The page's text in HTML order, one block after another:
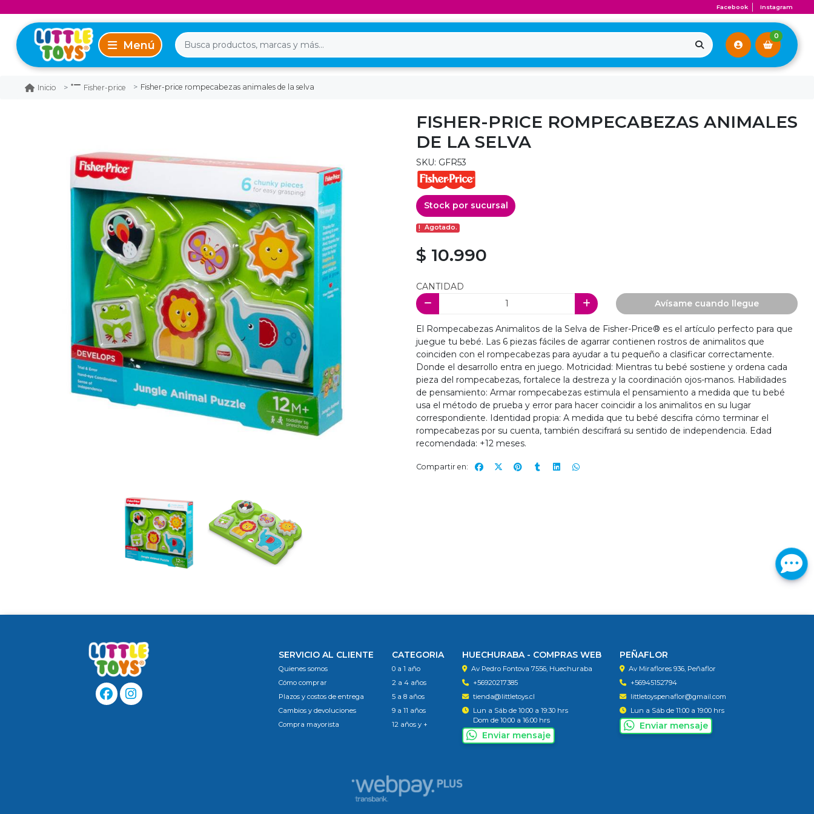
Facebook Instagram
0
Inicio Fisher-price Fisher-price rompecabezas animales de la selva
FISHER-PRICE ROMPECABEZAS ANIMALES
DE LA SELVA
SKU: GFR53
Stock por sucursal
Agotado.
$ 10.990
CANTIDAD
Avísame cuando llegue
El Rompecabezas Animalitos de la Selva de Fisher-Price® es el artículo perfecto para que
juegue tu bebé. Las 6 piezas fáciles de agarrar contienen rostros de animalitos que
coinciden con el rompecabezas para ayudar a tu pequeño a clasificar correctamente.
Donde el desarrollo entra en juego. Motricidad: Mientras tu bebé sostiene y ordena cada
pieza del rompecabezas, fortalece la destreza y la coordinación ojos-manos. Habilidades
de pensamiento: Armar rompecabezas estimula el pensamiento a medida que tu bebé
usa el método de prueba y error para hacer coincidir a los animalitos en su lugar
correspondiente. Identidad propia: A medida que tu bebé descifra cómo terminar el
rompecabezas por su cuenta, también descifrará su sentido de independencia. Edad
recomendada: +12 meses.
Compartir en:
SERVICIO AL CLIENTE
Quienes somos
Cómo comprar
Plazos y costos de entrega
Cambios y devoluciones
Compra mayorista
CATEGORIA
0 a 1 año
2 a 4 años
5 a 8 años
9 a 11 años
12 años y +
HUECHURABA - COMPRAS WEB
Av Pedro Fontova 7556, Huechuraba
+56920217385
tienda@littletoys.cl
Lun a Sáb de 10:00 a 19:30 hrs
Dom de 10:00 a 16:00 hrs
Enviar mensaje
PEÑAFLOR
Av Miraflores 936, Peñaflor
+56945152794
littletoyspenaflor@gmail.com
Lun a Sáb de 11:00 a 19:00 hrs
Enviar mensaje